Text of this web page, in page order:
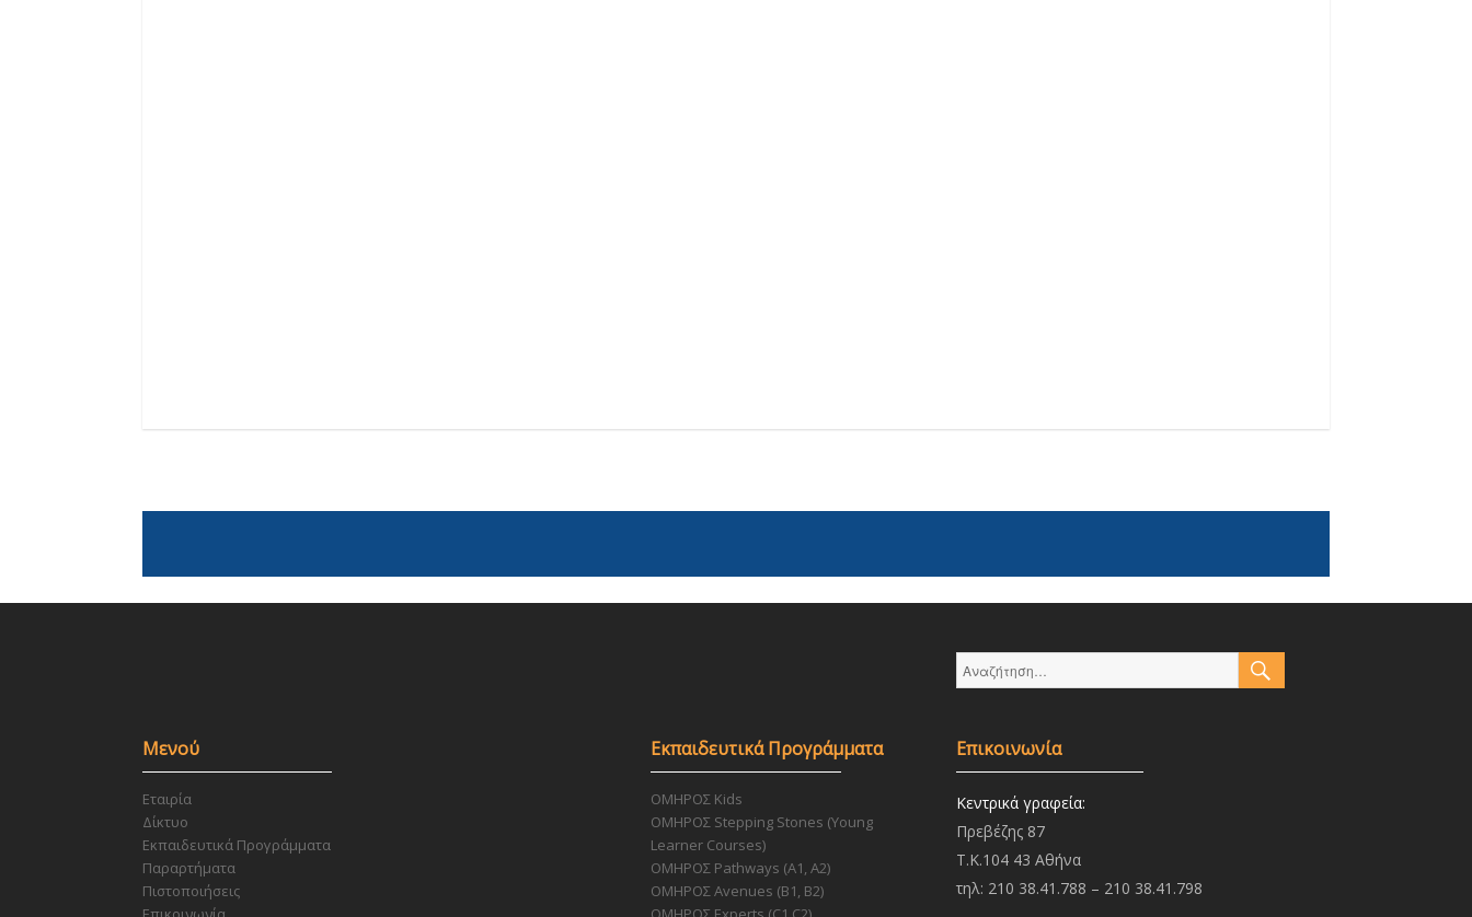
Αναζήτηση
για:
Μενού
Εταιρία
Δίκτυο
Εκπαιδευτικά Προγράμματα
Παραρτήματα
Πιστοποιήσεις
Εκπαιδευτικά Προγράμματα
ΟΜΗΡΟΣ Kids
ΟΜΗΡΟΣ Stepping Stones (Young
Learner Courses)
ΟΜΗΡΟΣ Pathways (A1, A2)
ΟΜΗΡΟΣ Avenues (B1, B2)
Επικοινωνία
Κεντρικά γραφεία:
Πρεβέζης 87
Τ.Κ.104 43 Αθήνα
τηλ: 210 38.41.788 – 210 38.41.798